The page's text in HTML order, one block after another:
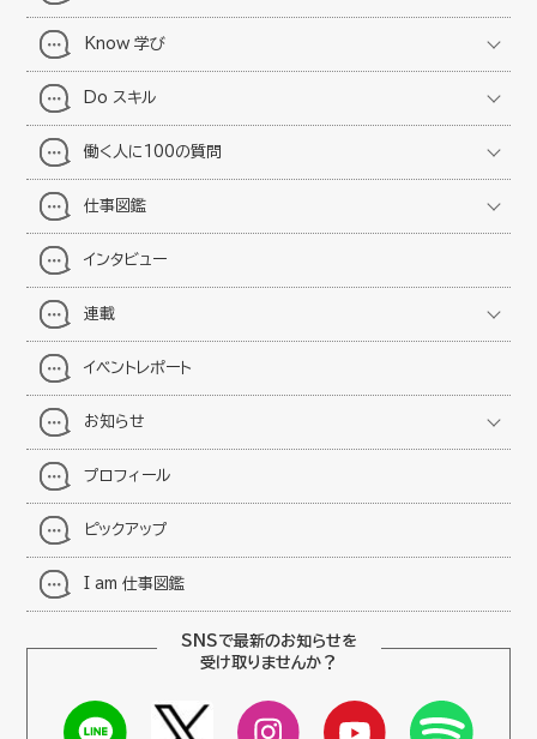
Know 学び
Do スキル
働く人に100の質問
仕事図鑑
インタビュー
連載
イベントレポート
お知らせ
プロフィール
ピックアップ
I am 仕事図鑑
SNSで最新のお知らせを
受け取りませんか？